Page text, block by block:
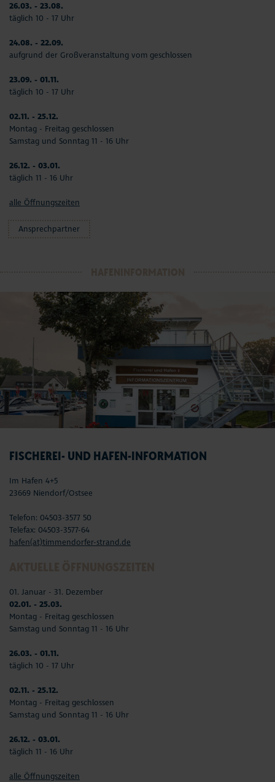
26.03. - 23.08.
täglich 10 - 17 Uhr
24.08. - 22.09.
aufgrund der Großveranstaltung vom geschlossen
23.09. - 01.11.
täglich 10 - 17 Uhr
02.11. - 25.12.
Montag - Freitag geschlossen
Samstag und Sonntag 11 - 16 Uhr
26.12. - 03.01.
täglich 11 - 16 Uhr
alle Öffnungszeiten
Ansprechpartner
FISCHEREI- UND HAFEN-INFORMATION
Im Hafen 4+5
23669 Niendorf/Ostsee
Telefon: 04503-3577 50
Telefax: 04503-3577-64
hafen(at)timmendorfer-strand.de
01. Januar - 31. Dezember
02.01. - 25.03.
Montag - Freitag geschlossen
Samstag und Sonntag 11 - 16 Uhr
26.03. - 01.11.
täglich 10 - 17 Uhr
02.11. - 25.12.
Montag - Freitag geschlossen
Samstag und Sonntag 11 - 16 Uhr
26.12. - 03.01.
täglich 11 - 16 Uhr
alle Öffnungszeiten